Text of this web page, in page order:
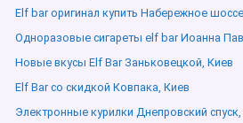
Elf bar оригинал купить Набережное
Одноразовые сигареты elf bar Иоанна
Новые вкусы Elf Bar Заньковецкой, Киев
Elf Bar со скидкой Ковпака, Киев
Электронные курилки Днепровский